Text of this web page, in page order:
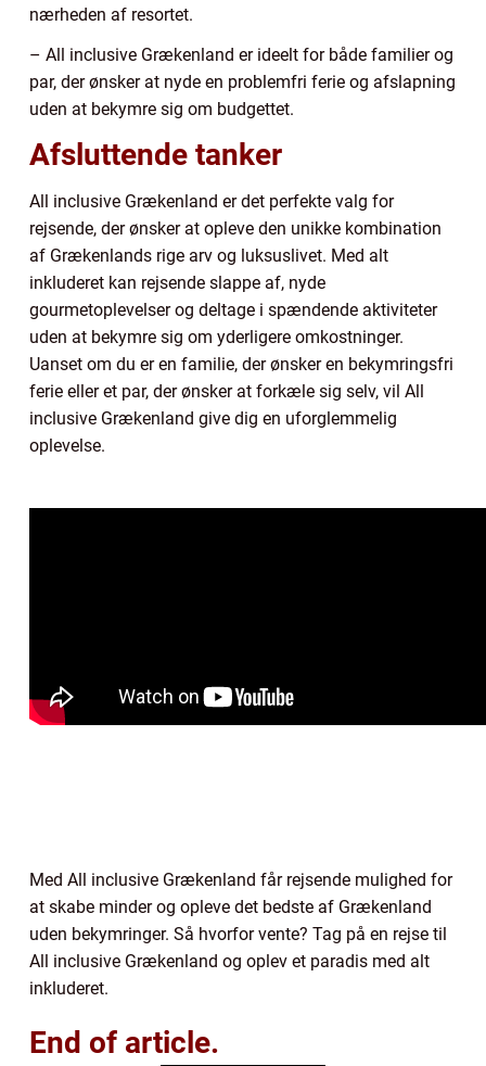
nærheden af resortet.
– All inclusive Grækenland er ideelt for både familier og
par, der ønsker at nyde en problemfri ferie og afslapning
uden at bekymre sig om budgettet.
Afsluttende tanker
All inclusive Grækenland er det perfekte valg for
rejsende, der ønsker at opleve den unikke kombination
af Grækenlands rige arv og luksuslivet. Med alt
inkluderet kan rejsende slappe af, nyde
gourmetoplevelser og deltage i spændende aktiviteter
uden at bekymre sig om yderligere omkostninger.
Uanset om du er en familie, der ønsker en bekymringsfri
ferie eller et par, der ønsker at forkæle sig selv, vil All
inclusive Grækenland give dig en uforglemmelig
oplevelse.
Med All inclusive Grækenland får rejsende mulighed for
at skabe minder og opleve det bedste af Grækenland
uden bekymringer. Så hvorfor vente? Tag på en rejse til
All inclusive Grækenland og oplev et paradis med alt
inkluderet.
End of article.